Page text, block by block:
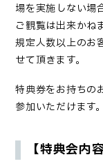
場を実施しない場
ご観覧は出来かね
規定人数以上のお
せて頂きます。
特典券をお持ちの
参加いただけます。
【特典会内容